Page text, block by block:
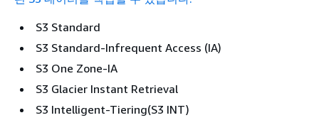
S3 Standard
S3 Standard-Infrequent Access (IA)
S3 One Zone-IA
S3 Glacier Instant Retrieval
S3 Intelligent-Tiering(S3 INT)